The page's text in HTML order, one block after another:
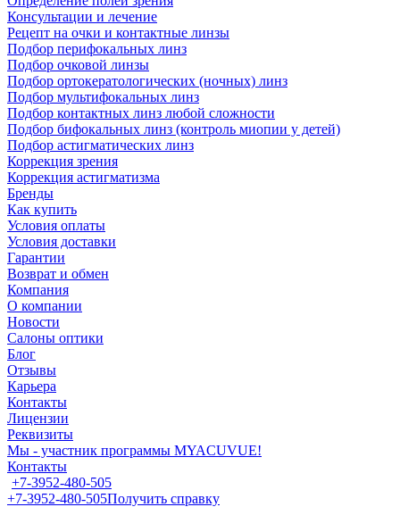
Консультации и лечение
Рецепт на очки и контактные линзы
Подбор перифокальных линз
Подбор очковой линзы
Подбор ортокератологических (ночных) линз
Подбор мультифокальных линз
Подбор контактных линз любой сложности
Подбор бифокальных линз (контроль миопии у детей)
Подбор астигматических линз
Коррекция зрения
Коррекция астигматизма
Бренды
Как купить
Условия оплаты
Условия доставки
Гарантии
Возврат и обмен
Компания
О компании
Новости
Салоны оптики
Блог
Отзывы
Карьера
Контакты
Лицензии
Реквизиты
Мы - участник программы MYACUVUE!
Контакты
+7-3952-480-505
+7-3952-480-505Получить справку